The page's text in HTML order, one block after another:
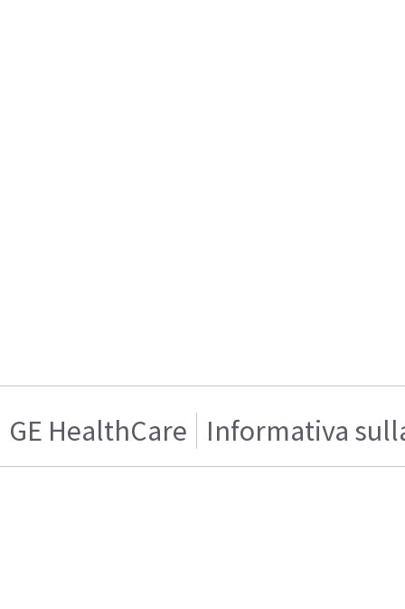
GE HealthCare Informativa